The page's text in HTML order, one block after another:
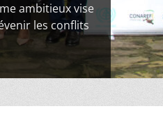
ambitieux vise
les conflits